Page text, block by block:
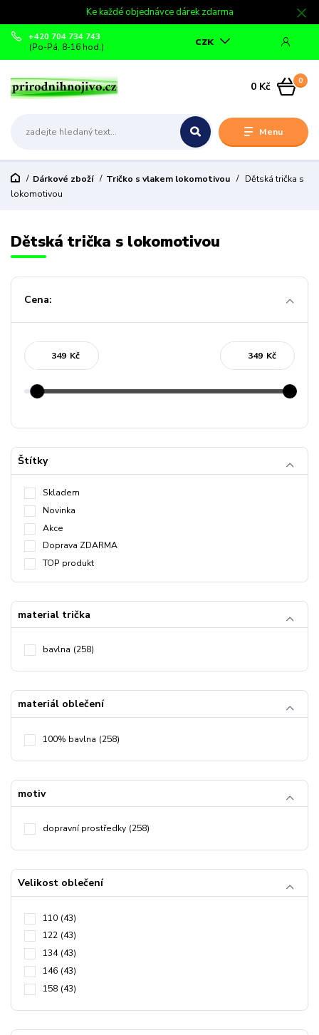
Ke každé objednávce dárek zdarma
Menu
CZK
+420 704 734 743
(Po-Pá, 8-16 hod.)
0
0 Kč
Dárkové zboží Tričko s vlakem lokomotivou
Dětská trička s
lokomotivou
Dětská trička s lokomotivou
Cena:
Kč Kč
Štítky
Skladem
Novinka
Akce
Doprava ZDARMA
TOP produkt
material trička
bavlna (258)
materiál oblečení
100% bavlna (258)
motiv
dopravní prostředky (258)
Velikost oblečení
110 (43)
122 (43)
134 (43)
146 (43)
158 (43)